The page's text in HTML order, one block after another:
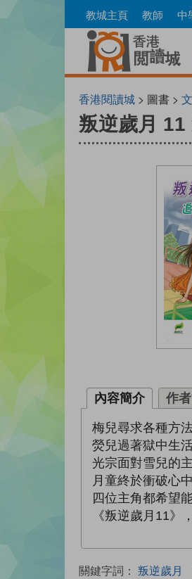
to
教城主頁 教師 中
香港閱讀城> 圖書 >
叛逆歲月 11
內容簡介 作
梅兒尋求各種方
熒兒過著獄中生
光宗面對雪兒的
月童終於衝破心
四位主角都希望
《叛逆歲月11》
關鍵字詞： 叛逆歲月